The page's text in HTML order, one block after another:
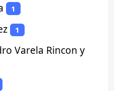
1
1
Varela Rincon y